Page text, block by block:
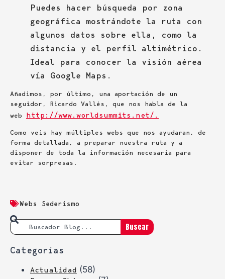
Puedes hacer búsqueda por zona
geográfica mostrándote la ruta con
algunos datos sobre ella, como la
distancia y el perfil altimétrico.
Ideal para conocer la visión aérea
vía Google Maps.
Añadimos, por último, una aportación de un
seguidor, Ricardo Vallés, que nos habla de la
web http://www.worldsummits.net/.
Como veis hay múltiples webs que nos ayudaran, de
forma detallada, a preparar nuestra ruta y a
disponer de toda la información necesaria para
evitar sorpresas.
Webs Sederismo
Buscar
Categorías
Actualidad (58)